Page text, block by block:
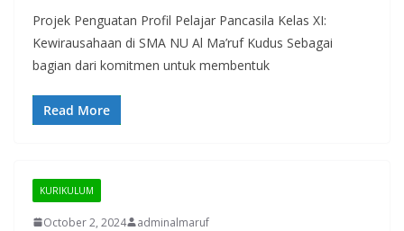
Projek Penguatan Profil Pelajar Pancasila Kelas XI:
Kewirausahaan di SMA NU Al Ma’ruf Kudus Sebagai
bagian dari komitmen untuk membentuk
Read More
KURIKULUM
October 2, 2024 adminalmaruf